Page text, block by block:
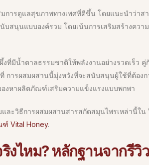
การดูแลสุขภาพทางเพศที่ดีขึ้น โดยแนะนำว่าส
สนุนแบบองค์รวม โดยเน้นการเสริมสร้างควา
ที่มีน้ำตาลธรรมชาติให้พลังงานอย่างรวดเร็ว
การผสมผสานนี้มุ่งหวังที่จะสนับสนุนผู้ใช้ที่ต้อง
งหาผลิตภัณฑ์เสริมความแข็งแรงแบบพกพา
และวิธีการผสมผสานสารสกัดสมุนไพรเหล่านี้ใ
Vital Honey.
งไหม? หลักฐานจากรีวิ